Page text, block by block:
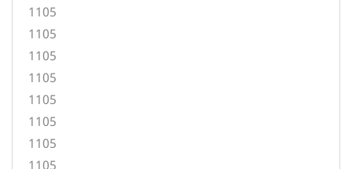
1105
1105
1105
1105
1105
1105
1105
1105